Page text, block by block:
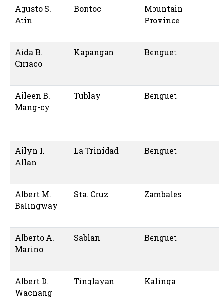
Agusto S.
Atin
Bontoc
Mountain
Province
Aida B.
Ciriaco
Kapangan Benguet
Aileen B.
Mang-oy
Tublay Benguet
Ailyn I.
Allan
La Trinidad Benguet
Albert M.
Balingway
Sta. Cruz Zambales
Alberto A.
Marino
Sablan Benguet
Albert D.
Wacnang
Tinglayan Kalinga